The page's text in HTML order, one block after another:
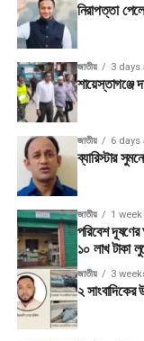
নিরাপত্তা
জাতীয় 3 days
শায়েস্তাগঞ্জে
জাতীয় 6 days
ব্যারিস্টার
জাতীয় 1
পরিবেশ
১০ লাখ টাকা
জাতীয় 3
২ সাংবাদিকের